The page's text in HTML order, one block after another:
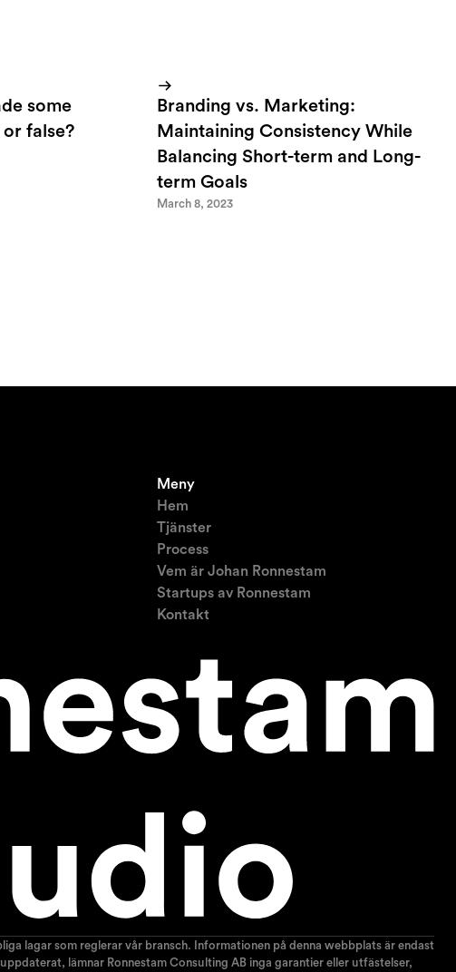
some
false?
Branding vs. Marketing:
Maintaining Consistency While
Balancing Short-term and Long-
term Goals
March 8, 2023
Meny
Hem
Tjänster
Process
Vem är Johan Ronnestam
Startups av Ronnestam
Kontakt
lagar som reglerar vår bransch. Informationen på denna webbplats är endast
lämnar Ronnestam Consulting AB inga garantier eller utfästelser,